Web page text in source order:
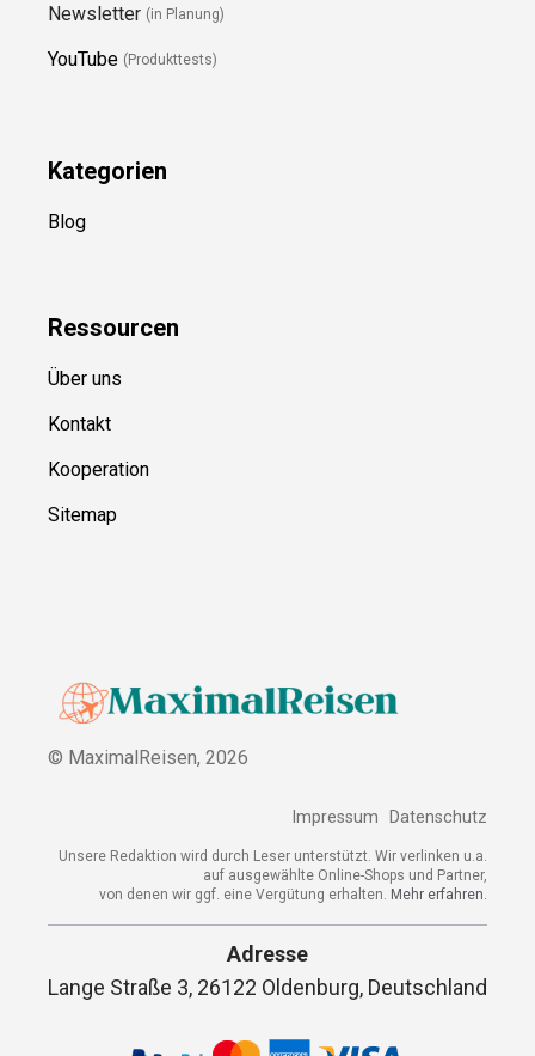
Newsletter (in Planung)
YouTube (Produkttests)
Kategorien
Blog
Ressourcen
Über uns
Kontakt
Kooperation
Sitemap
© MaximalReisen, 2026
Impressum Datenschutz
Unsere Redaktion wird durch Leser unterstützt. Wir verlinken u.a.
auf ausgewählte Online-Shops und Partner,
von denen wir ggf. eine Vergütung erhalten. Mehr erfahren.
Adresse
Lange Straße 3, 26122 Oldenburg, Deutschland